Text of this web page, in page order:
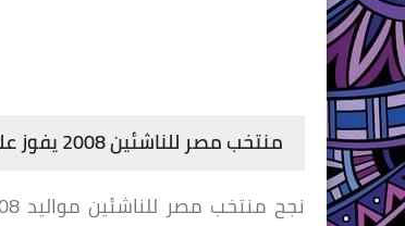
منتخب مصر للناشئين 2008 يفوز على تونس بثلاثية